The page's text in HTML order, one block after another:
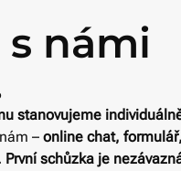
s námi
stanovujeme
– online chat,
schůzka je